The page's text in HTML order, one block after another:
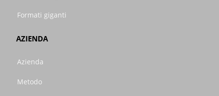
Formati giganti
AZIENDA
Azienda
Metodo